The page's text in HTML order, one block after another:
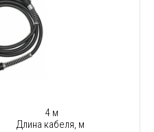
4 м
Длина кабеля, м